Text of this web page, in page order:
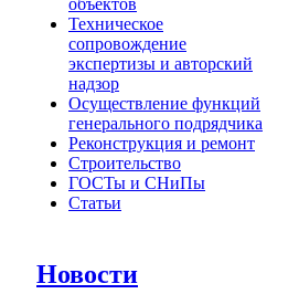
объектов
Техническое
сопровождение
экспертизы и авторский
надзор
Осуществление функций
генерального подрядчика
Реконструкция и ремонт
Строительство
ГОСТы и СНиПы
Статьи
Новости